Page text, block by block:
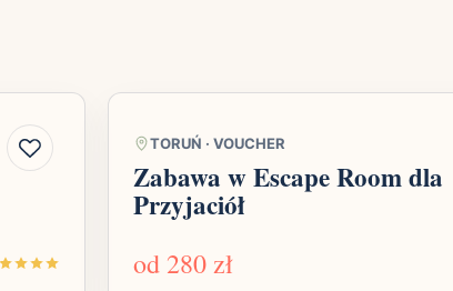
TORUŃ · VOUCHER
Zabawa w Escape Room dla
Przyjaciół
od 280 zł